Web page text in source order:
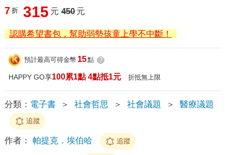
7 折 315 元 450 元
認購希望書包，幫助弱勢孩童上學不中斷！
預計最高可得金幣 15點 ?
HAPPY GO享100累1點 4點抵1元 折抵無上限
分類： 電子書 ＞ 社會哲思 ＞ 社會議題 ＞ 醫療議題
追蹤
作者： 帕提克．埃伯哈 追蹤